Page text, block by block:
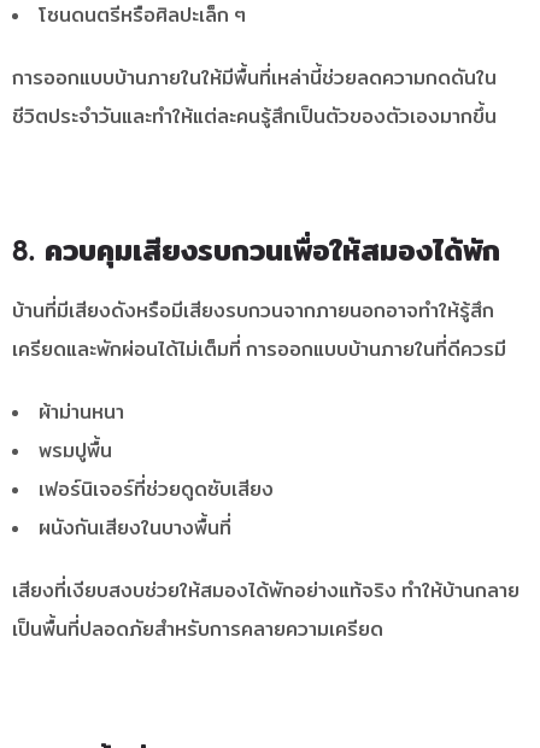
โซนดนตรีหรือศิลปะเล็ก ๆ
การออกแบบบ้านภายในให้มีพื้นที่เหล่านี้ช่วยลดความกดดันใน
ชีวิตประจำวันและทำให้แต่ละคนรู้สึกเป็นตัวของตัวเองมากขึ้น
8. ควบคุมเสียงรบกวนเพื่อให้สมองได้พัก
บ้านที่มีเสียงดังหรือมีเสียงรบกวนจากภายนอกอาจทำให้รู้สึก
เครียดและพักผ่อนได้ไม่เต็มที่ การออกแบบบ้านภายในที่ดีควรมี
ผ้าม่านหนา
พรมปูพื้น
เฟอร์นิเจอร์ที่ช่วยดูดซับเสียง
ผนังกันเสียงในบางพื้นที่
เสียงที่เงียบสงบช่วยให้สมองได้พักอย่างแท้จริง ทำให้บ้านกลาย
เป็นพื้นที่ปลอดภัยสำหรับการคลายความเครียด